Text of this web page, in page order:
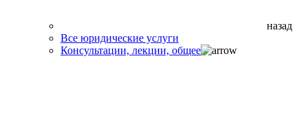
назад
Все юридические услуги
Консультации, лекции, общее